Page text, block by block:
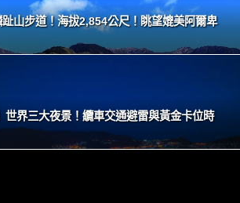
山步道！海拔2,854公尺！眺望媲美阿爾卑
世界三大夜景！纜車交通避雷與黃金卡位時